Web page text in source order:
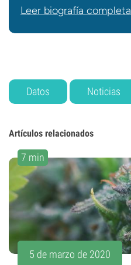
Leer biografía completa
Datos Noticias
Artículos relacionados
7 min
5 de marzo de 2020